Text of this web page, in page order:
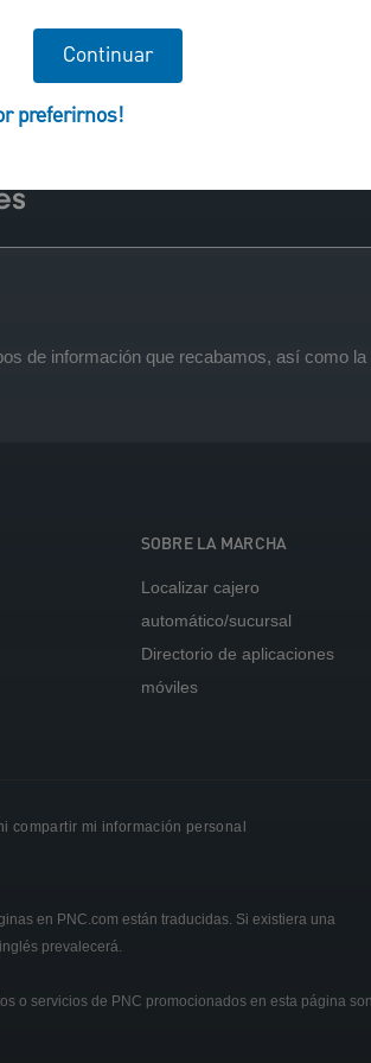
de información que recabamos, así como
SOBRE LA MARCHA
Localizar cajero
automático/sucursal
Directorio de aplicaciones
móviles
compartir mi información personal
en PNC.com están traducidas. Si existiera una
prevalecerá.
o servicios de PNC promocionados en esta página son
Continuar
preferirnos!